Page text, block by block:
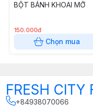
BỘT BÁNH KHOAI MỠ
150.000đ
Chọn mua
FRESH CITY
+84938070066